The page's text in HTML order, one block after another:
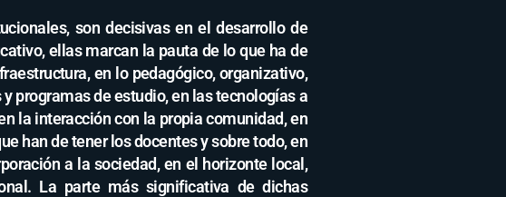
son decisivas en el desarrollo de
ellas marcan la pauta de lo que ha de
en lo pedagógico, organizativo,
programas de estudio, en las tecnologías ­a
la interacción con la propia comunidad, en
han de tener los docentes y sobre todo, en
a la sociedad, en el horizonte local,
La parte más significativa de dichas